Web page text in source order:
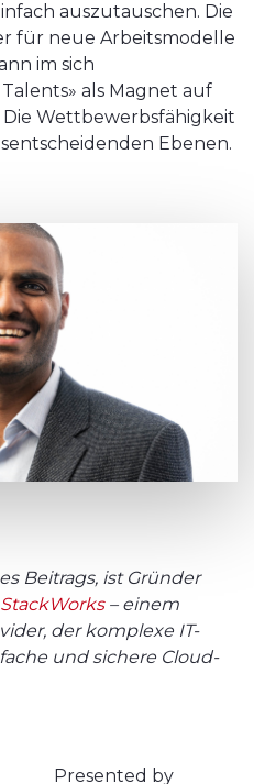
auszutauschen. Die
für neue Arbeitsmodelle
im sich
als Magnet auf
Wettbewerbsfähigkeit
Ebenen.
Beitrags, ist Gründer
StackWorks– einem
der komplexe IT-
und sichere Cloud-
Presented by